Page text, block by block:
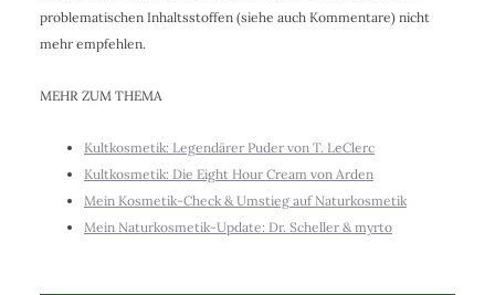
problematischen Inhaltsstoffen (siehe auch Kommentare) nicht
mehr empfehlen.
MEHR ZUM THEMA
Kultkosmetik: Legendärer Puder von T. LeClerc
Kultkosmetik: Die Eight Hour Cream von Arden
Mein Kosmetik-Check & Umstieg auf Naturkosmetik
Mein Naturkosmetik-Update: Dr. Scheller & myrto